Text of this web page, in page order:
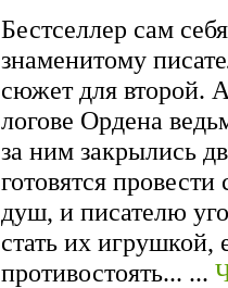
Бестселлер сам
знаменитому
сюжет для второй.
логове Ордена
за ним закрылись
готовятся
душ, и писателю
стать их игрушкой,
противостоять... ...